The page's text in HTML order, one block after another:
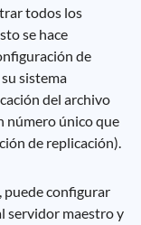
todos los
se hace
de
sistema
del archivo
número único que
de replicación).
puede configurar
servidor maestro y